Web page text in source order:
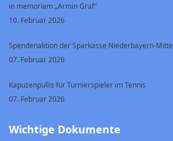
in memoriam „Armin Graf“
10. Februar 2026
Spendenaktion der Sparkasse Niederbayern-Mitte
07. Februar 2026
Kapuzenpullis für Turnierspieler im Tennis
07. Februar 2026
Wichtige Dokumente